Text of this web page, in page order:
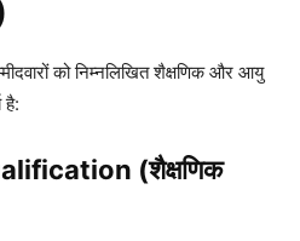
को निम्नलिखित शैक्षणिक और आयु
है:
(शैक्षणिक